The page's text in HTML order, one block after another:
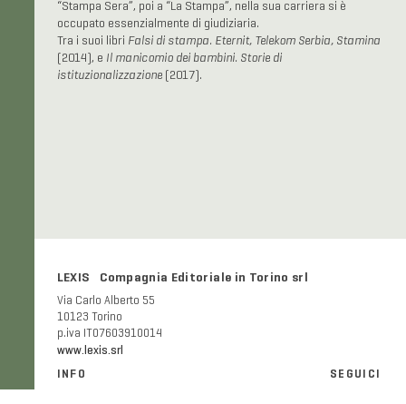
“Stampa Sera”, poi a “La Stampa”, nella sua carriera si è
occupato essenzialmente di giudiziaria.
Tra i suoi libri Falsi di stampa. Eternit, Telekom Serbia, Stamina
(2014), e Il manicomio dei bambini. Storie di
istituzionalizzazione(2017).
LEXIS Compagnia Editoriale in Torino srl
Via Carlo Alberto 55
10123 Torino
p.iva IT07603910014
www.lexis.srl
INFO SEGUICI